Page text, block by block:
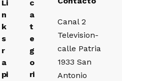
Li
n
k
s
r
a
pi
c
a
t
e
g
o
ri
Canal 2
Television-
calle Patria
1933 San
Antonio